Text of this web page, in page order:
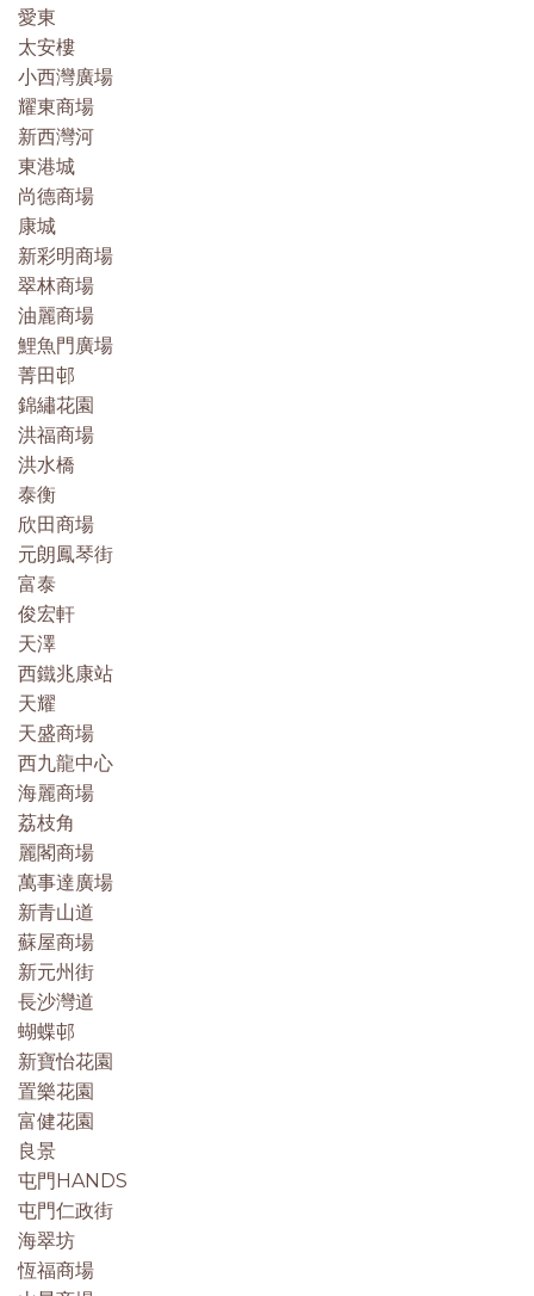
愛東
太安樓
小西灣廣場
耀東商場
新西灣河
東港城
尚德商場
康城
新彩明商場
翠林商場
油麗商場
鯉魚門廣場
菁田邨
錦繡花園
洪福商場
洪水橋
泰衡
欣田商場
元朗鳳琴街
富泰
俊宏軒
天澤
西鐵兆康站
天耀
天盛商場
西九龍中心
海麗商場
荔枝角
麗閣商場
萬事達廣場
新青山道
蘇屋商場
新元州街
長沙灣道
蝴蝶邨
新寶怡花園
置樂花園
富健花園
良景
屯門HANDS
屯門仁政街
海翠坊
恆福商場